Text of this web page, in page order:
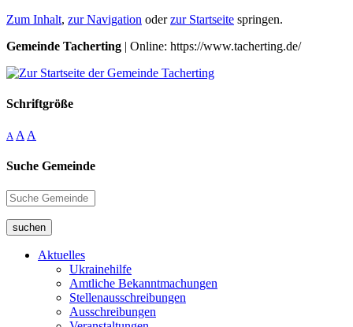
Zum Inhalt, zur Navigation oderzur Startseite springen.
Gemeinde Tacherting | Online: https://www.tacherting.de/
Schriftgröße
A A A
Suche Gemeinde
suchen
Aktuelles
Ukrainehilfe
Amtliche Bekanntmachungen
Stellenausschreibungen
Ausschreibungen